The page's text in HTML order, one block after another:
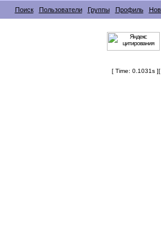
Поиск Пользователи Группы Профиль
[ Time: 0.1031s